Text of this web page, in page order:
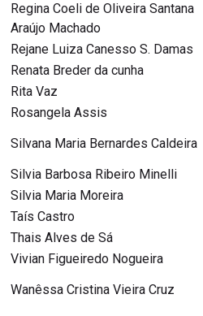
Regina Coeli de Oliveira Santana
Araújo Machado
Rejane Luiza Canesso S. Damas
Renata Breder da cunha
Rita Vaz
Rosangela Assis
Silvana Maria Bernardes Caldeira
Silvia Barbosa Ribeiro Minelli
Silvia Maria Moreira
Taís Castro
Thais Alves de Sá
Vivian Figueiredo Nogueira
Wanêssa Cristina Vieira Cruz